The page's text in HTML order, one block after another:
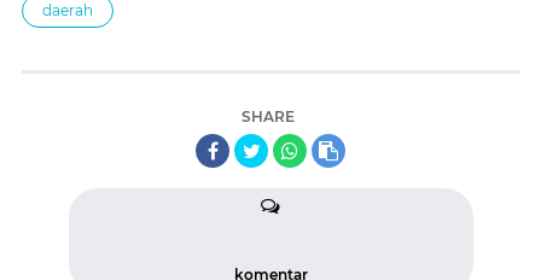
daerah
SHARE
komentar